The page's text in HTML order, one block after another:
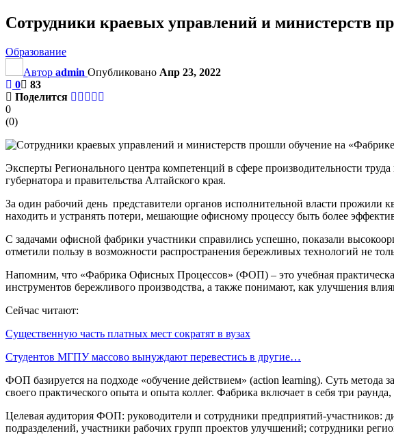
Сотрудники краевых управлений и министерств
Образование
Автор admin Опубликовано Апр 23, 2022
0
83
Поделится
0
(0)
Эксперты Регионального центра компетенций в сфере производительности
губернатора и правительства Алтайского края.
За один рабочий день представители органов исполнительной власти прожили
находить и устранять потери, мешающие офисному процессу быть более
С задачами офисной фабрики участники справились успешно, показали
отметили пользу в возможности распространения бережливых технологий не
Напомним, что «Фабрика Офисных Процессов» (ФОП) – это учебная
инструментов бережливого производства, а также понимают, как улучшения
Сейчас читают:
Существенную часть платных мест сократят в вузах
Студентов МГПУ массово вынуждают перевестись в другие…
ФОП базируется на подходе «обучение действием» (action learning). Суть метода
своего практического опыта и опыта коллег. Фабрика включает в себя три
Целевая аудитория ФОП: руководители и сотрудники предприятий-участников:
подразделений, участники рабочих групп проектов улучшений; сотрудники